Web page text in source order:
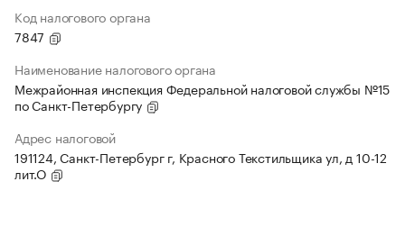
Код налогового органа
7847
Наименование налогового органа
Межрайонная инспекция Федеральной налоговой службы №15
по Санкт-Петербургу
Адрес налоговой
191124, Санкт-Петербург г, Красного Текстильщика ул, д 10-12
лит.О